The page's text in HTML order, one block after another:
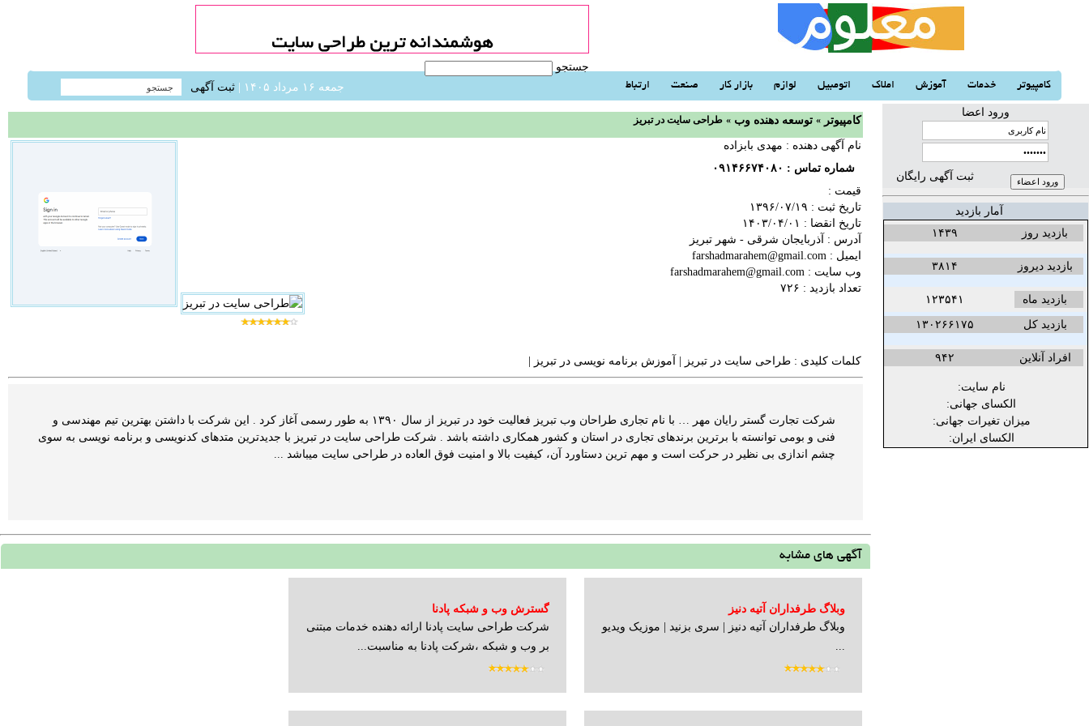
جمعه ۱۶ مرداد ۱۴۰۵ | ثبت آگهی
جستجو
کامپیوتر خدمات آموزش املاک اتومبیل لوازم بازار کار صنعت ارتباط
کامپیوتر « توسعه دهنده وب « طراحی سایت در تبریز
نام آگهی دهنده : مهدی بابزاده
شماره تماس : ۰۹۱۴۶۶۷۴۰۸۰
قیمت :
تاریخ ثبت : ۱۳۹۶/۰۷/۱۹‬
تاریخ انقضا : ۱۴۰۳/۰۴/۰۱‬
آدرس : آذربایجان شرقی - شهر تبریز
ایمیل : farshadmarahem@gmail.com
وب سایت : farshadmarahem@gmail.com
تعداد بازدید : ۷۲۶
کلمات کلیدی : طراحی سایت در تبریز آموزش برنامه نویسی در تبریز
شرکت تجارت گستر رایان مهر … با نام تجاری طراحان وب تبریز فعالیت خود در تبریز از سال ۱۳۹۰ به طور رسمی آغاز کرد . این شرکت با داشتن بهترین تیم مهندسی و
فنی و بومی توانسته با برترین برندهای تجاری در استان و کشور همکاری داشته باشد . شرکت طراحی سایت در تبریز با جدیدترین متدهای کدنویسی و برنامه نویسی به سوی
چشم اندازی بی نظیر در حرکت است و مهم ترین دستاورد آن، کیفیت بالا و امنیت فوق العاده در طراحی سایت میباشد ...
آگهی های مشابه
وبلاگ طرفداران آتیه دنیز
وبلاگ طرفداران آتیه دنیز | سری بزنید | موزیک ویدیو
...
گسترش وب و شبکه پادنا
شرکت طراحی سایت پادنا ارائه دهنده خدمات مبتنی
بر وب و شبکه ،شرکت پادنا به مناسبت...
ورود اعضا
ثبت آگهی رایگان
آمار بازدید
بازدید روز
۱۴۳۹
بازدید دیروز ۳۸۱۴
بازدید ماه ۱۲۳۵۴۱
بازدید کل ۱۳۰۲۶۶۱۷۵
افراد آنلاین ۹۴۲
نام سایت:
الکسای جهانی:
میزان تغیرات جهانی:
الکسای ایران: